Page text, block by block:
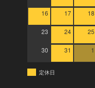
16 17 18
23 24 25
30 31 1
定休日